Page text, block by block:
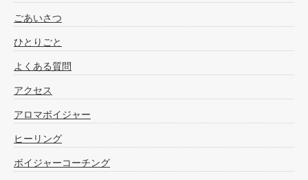
ごあいさつ
ひとりごと
よくある質問
アクセス
アロマボイジャー
ヒーリング
ボイジャーコーチング